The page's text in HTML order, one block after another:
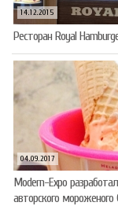
14.12.2015
Ресторан Royal
04.09.2017
Modern-Expo
авторского мороженого